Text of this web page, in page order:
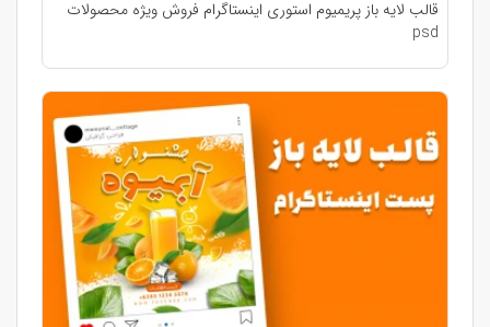
قالب لایه باز پریمیوم استوری اینستاگرام فروش ویژه محصولات
psd